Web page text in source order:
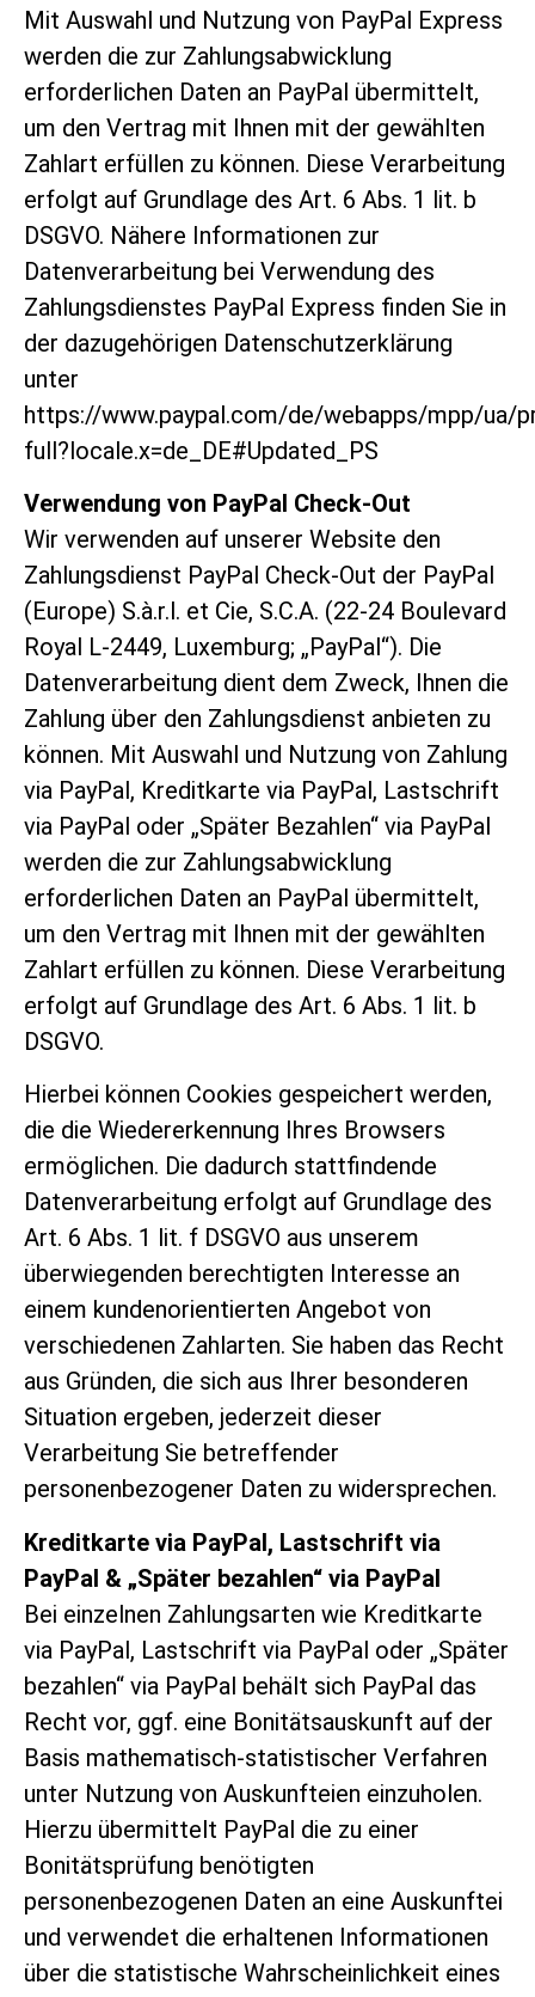
Mit Auswahl und Nutzung von PayPal Express
werden die zur Zahlungsabwicklung
erforderlichen Daten an PayPal übermittelt,
um den Vertrag mit Ihnen mit der gewählten
Zahlart erfüllen zu können. Diese Verarbeitung
erfolgt auf Grundlage des Art. 6 Abs. 1 lit. b
DSGVO. Nähere Informationen zur
Datenverarbeitung bei Verwendung des
Zahlungsdienstes PayPal Express finden Sie in
der dazugehörigen Datenschutzerklärung
unter
https://www.paypal.com/de/webapps/mpp/ua/
full?locale.x=de_DE#Updated_PS
Verwendung von PayPal Check-Out
Wir verwenden auf unserer Website den
Zahlungsdienst PayPal Check-Out der PayPal
(Europe) S.à.r.l. et Cie, S.C.A. (22-24 Boulevard
Royal L-2449, Luxemburg; „PayPal“). Die
Datenverarbeitung dient dem Zweck, Ihnen die
Zahlung über den Zahlungsdienst anbieten zu
können. Mit Auswahl und Nutzung von Zahlung
via PayPal, Kreditkarte via PayPal, Lastschrift
via PayPal oder „Später Bezahlen“ via PayPal
werden die zur Zahlungsabwicklung
erforderlichen Daten an PayPal übermittelt,
um den Vertrag mit Ihnen mit der gewählten
Zahlart erfüllen zu können. Diese Verarbeitung
erfolgt auf Grundlage des Art. 6 Abs. 1 lit. b
DSGVO.
Hierbei können Cookies gespeichert werden,
die die Wiedererkennung Ihres Browsers
ermöglichen. Die dadurch stattfindende
Datenverarbeitung erfolgt auf Grundlage des
Art. 6 Abs. 1 lit. f DSGVO aus unserem
überwiegenden berechtigten Interesse an
einem kundenorientierten Angebot von
verschiedenen Zahlarten. Sie haben das Recht
aus Gründen, die sich aus Ihrer besonderen
Situation ergeben, jederzeit dieser
Verarbeitung Sie betreffender
personenbezogener Daten zu widersprechen.
Kreditkarte via PayPal, Lastschrift via
PayPal & „Später bezahlen“ via PayPal
Bei einzelnen Zahlungsarten wie Kreditkarte
via PayPal, Lastschrift via PayPal oder „Später
bezahlen“ via PayPal behält sich PayPal das
Recht vor, ggf. eine Bonitätsauskunft auf der
Basis mathematisch-statistischer Verfahren
unter Nutzung von Auskunfteien einzuholen.
Hierzu übermittelt PayPal die zu einer
Bonitätsprüfung benötigten
personenbezogenen Daten an eine Auskunftei
und verwendet die erhaltenen Informationen
über die statistische Wahrscheinlichkeit eines